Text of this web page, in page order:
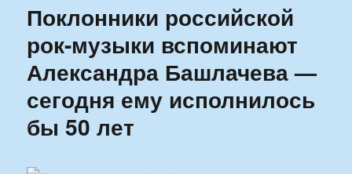
Поклонники российской
рок-музыки вспоминают
Александра Башлачева —
сегодня ему исполнилось
бы 50 лет